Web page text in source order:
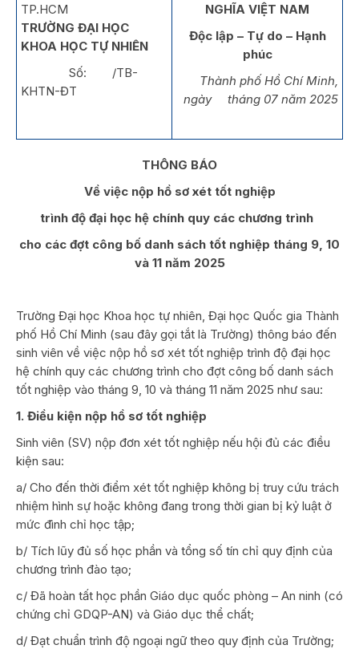
TP.HCM
TRƯỜNG ĐẠI HỌC
KHOA HỌC TỰ NHIÊN
Số: /TB-
KHTN-ĐT
NGHĨA VIỆT NAM
Độc lập – Tự do – Hạnh
phúc
Thành phố Hồ Chí Minh,
ngày tháng 07 năm 2025
THÔNG BÁO
Về việc nộp hồ sơ xét tốt nghiệp
trình độ đại học hệ chính quy các chương trình
cho các đợt công bố danh sách tốt nghiệp tháng 9, 10
và 11 năm 2025
Trường Đại học Khoa học tự nhiên, Đại học Quốc gia Thành
phố Hồ Chí Minh (sau đây gọi tắt là Trường) thông báo đến
sinh viên về việc nộp hồ sơ xét tốt nghiệp trình độ đại học
hệ chính quy các chương trình cho đợt công bố danh sách
tốt nghiệp vào tháng 9, 10 và tháng 11 năm 2025 như sau:
1. Điều kiện nộp hồ sơ tốt nghiệp
Sinh viên (SV) nộp đơn xét tốt nghiệp nếu hội đủ các điều
kiện sau:
a/ Cho đến thời điểm xét tốt nghiệp không bị truy cứu trách
nhiệm hình sự hoặc không đang trong thời gian bị kỷ luật ở
mức đình chỉ học tập;
b/ Tích lũy đủ số học phần và tổng số tín chỉ quy định của
chương trình đào tạo;
c/ Đã hoàn tất học phần Giáo dục quốc phòng – An ninh (có
chứng chỉ GDQP-AN) và Giáo dục thể chất;
d/ Đạt chuẩn trình độ ngoại ngữ theo quy định của Trường;